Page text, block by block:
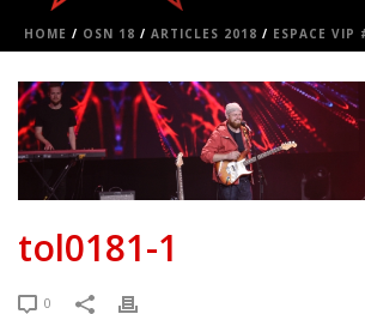
HOME / OSN 18 / ARTICLES 2018 / ESPACE VIP
tol0181-1
0